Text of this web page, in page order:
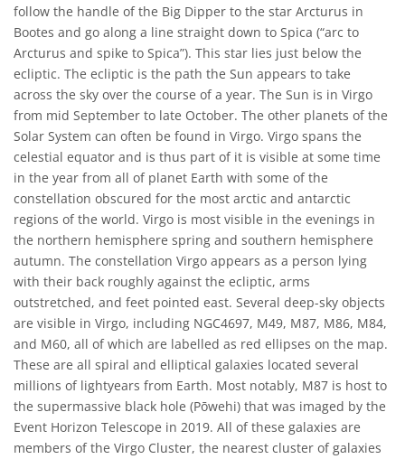
follow the handle of the Big Dipper to the star Arcturus in
Bootes and go along a line straight down to Spica (“arc to
Arcturus and spike to Spica”). This star lies just below the
ecliptic. The ecliptic is the path the Sun appears to take
across the sky over the course of a year. The Sun is in Virgo
from mid September to late October. The other planets of the
Solar System can often be found in Virgo. Virgo spans the
celestial equator and is thus part of it is visible at some time
in the year from all of planet Earth with some of the
constellation obscured for the most arctic and antarctic
regions of the world. Virgo is most visible in the evenings in
the northern hemisphere spring and southern hemisphere
autumn. The constellation Virgo appears as a person lying
with their back roughly against the ecliptic, arms
outstretched, and feet pointed east. Several deep-sky objects
are visible in Virgo, including NGC4697, M49, M87, M86, M84,
and M60, all of which are labelled as red ellipses on the map.
These are all spiral and elliptical galaxies located several
millions of lightyears from Earth. Most notably, M87 is host to
the supermassive black hole (Pōwehi) that was imaged by the
Event Horizon Telescope in 2019. All of these galaxies are
members of the Virgo Cluster, the nearest cluster of galaxies